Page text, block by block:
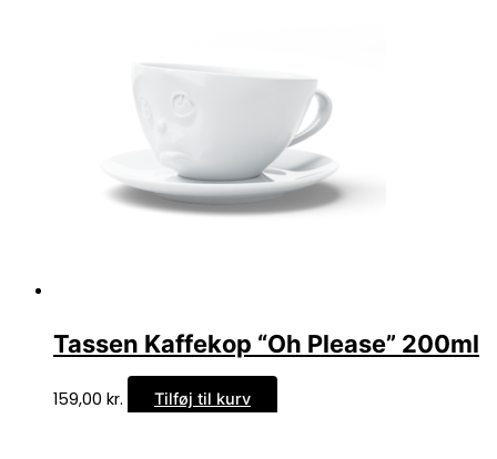
Tassen Kaffekop “Oh Please” 200ml
159,00 kr. Tilføj til kurv